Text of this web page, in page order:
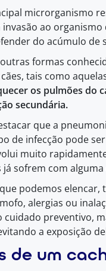
microrganismo
invasão ao
do acúmulo
formas
tais como
os pulmões do
secundária.
que a
de infecção pode
muito
já sofrem com
podemos
alergias ou
cuidado preventivo,
a exposição
de um